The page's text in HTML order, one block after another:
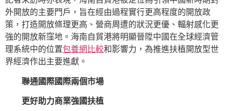
外開放的主要門戶，旨在經由過程實行更高程度的開放政
策，打造開放條理更高、營商周遭的狀況更優、輻射感化更
強的開放新窪地。海南自貿港將明顯晉陞中國在全球經濟管
理系統中的位置包養網比較和影響力，為推進扶植開放型世
界經濟作出主要進獻。
聯通國際國際兩個市場
更好助力商業強國扶植